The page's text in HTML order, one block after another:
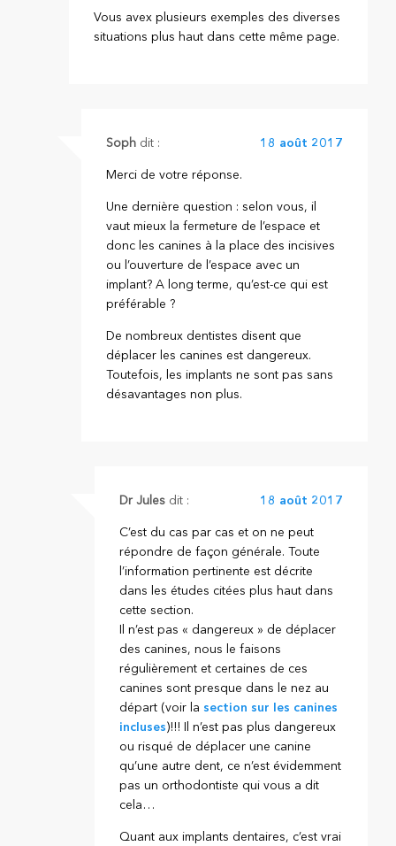
Vous avex plusieurs exemples des diverses
situations plus haut dans cette même page.
Soph dit : 18 août 2017
Merci de votre réponse.
Une dernière question : selon vous, il
vaut mieux la fermeture de l’espace et
donc les canines à la place des incisives
ou l’ouverture de l’espace avec un
implant? A long terme, qu’est-ce qui est
préférable ?
De nombreux dentistes disent que
déplacer les canines est dangereux.
Toutefois, les implants ne sont pas sans
désavantages non plus.
Dr Jules dit : 18 août 2017
C’est du cas par cas et on ne peut
répondre de façon générale. Toute
l’information pertinente est décrite
dans les études citées plus haut dans
cette section.
Il n’est pas « dangereux » de déplacer
des canines, nous le faisons
régulièrement et certaines de ces
canines sont presque dans le nez au
départ (voir la section sur les canines
incluses)!!! Il n’est pas plus dangereux
ou risqué de déplacer une canine
qu’une autre dent, ce n’est évidemment
pas un orthodontiste qui vous a dit
cela…
Quant aux implants dentaires, c’est vrai